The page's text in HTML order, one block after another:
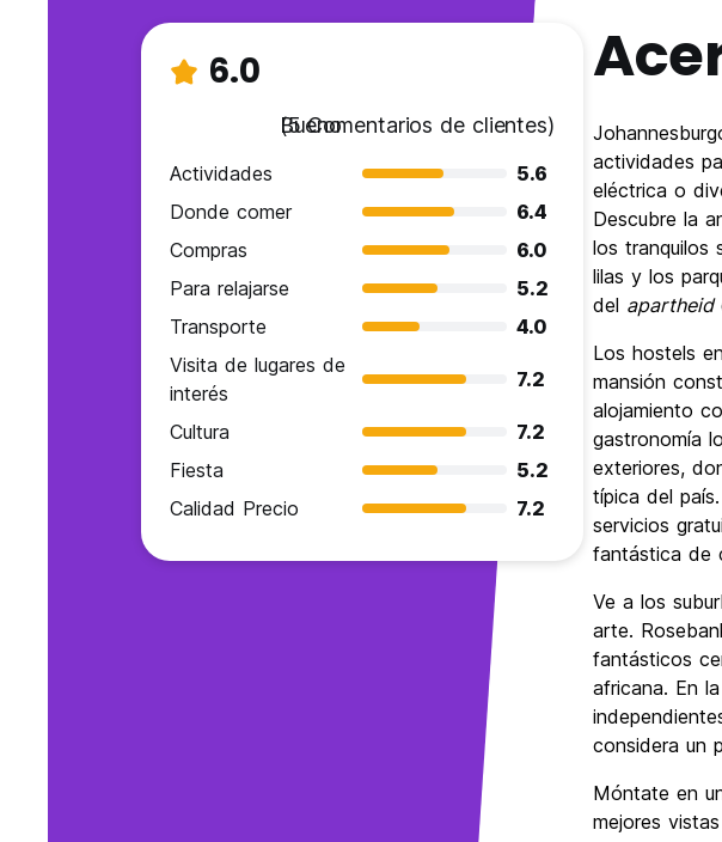
6.0
Bueno
(5 Comentarios de clientes)
Actividades
5.6
Donde comer
6.4
Compras
6.0
Para relajarse
5.2
Transporte
4.0
Visita de lugares de
interés
7.2
Cultura
7.2
Fiesta
5.2
Calidad Precio
7.2
actividades
eléctrica o
Descubre la
los tranquilos
lilas y los
del apartheid
Los hostels
mansión
alojamiento
gastronomía
exteriores,
típica del
servicios
fantástica de
Ve a los
arte.
fantásticos
africana. En
considera un
Móntate en
mejores